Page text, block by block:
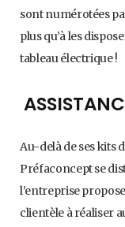
sont numérotées
plus qu’à les
tableau électrique !
Au-delà de ses kits
Préfaconcept se
l’entreprise
clientèle à réaliser